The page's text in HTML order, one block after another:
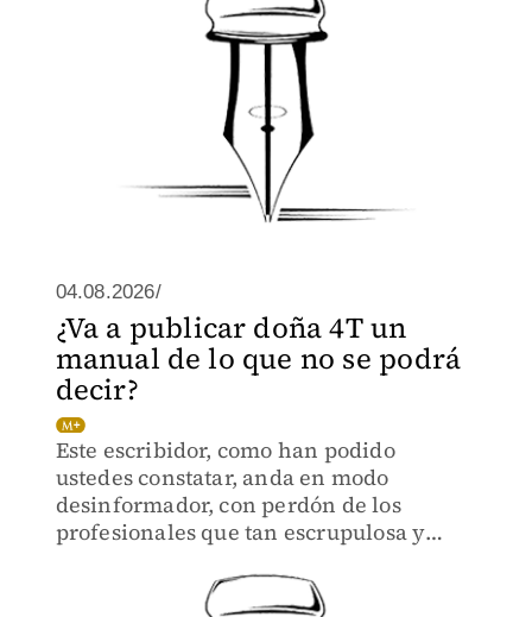
04.08.2026/
¿Va a publicar doña 4T un
manual de lo que no se podrá
decir?
Este escribidor, como han podido
ustedes constatar, anda en modo
desinformador, con perdón de los
profesionales que tan escrupulosa y